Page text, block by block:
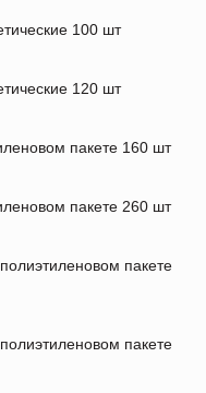
100 шт
120 шт
пакете 160 шт
пакете 260 шт
пакете
пакете